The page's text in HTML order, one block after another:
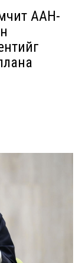
ААН-